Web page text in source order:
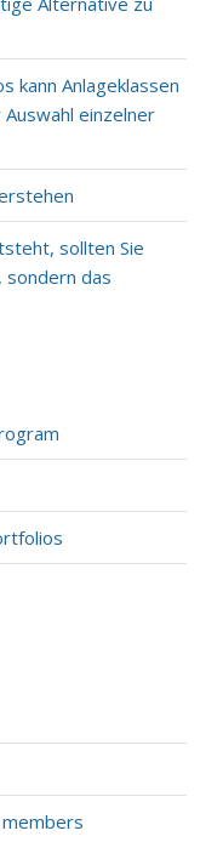
kann Anlageklassen
einzelner
sollten Sie
sondern das